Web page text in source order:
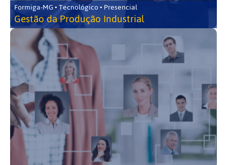
Formiga-MG • Tecnológico • Presencial
Gestão da Produção Industrial